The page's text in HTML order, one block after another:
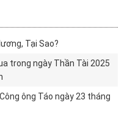
Tại Sao?
trong ngày Thần Tài 2025
ông Táo ngày 23 tháng